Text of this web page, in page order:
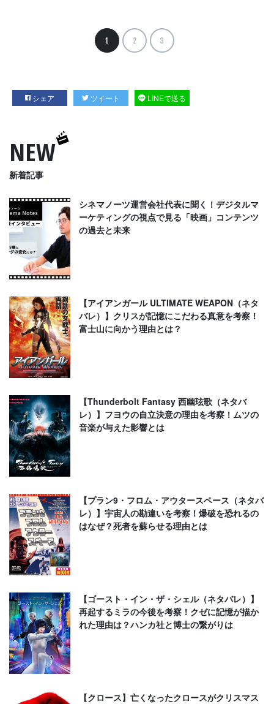
1 2 3
シェア ツイート LINEで送る
NEW
新着記事
シネマノーツ運営会社代表に聞く！デジタルマ
ーケティングの視点で見る「映画」コンテンツ
の過去と未来
【アイアンガール ULTIMATE WEAPON（ネタ
バレ）】クリスが記憶にこだわる真意を考察！
富士山に向かう理由とは？
【Thunderbolt Fantasy 西幽玹歌（ネタバ
レ）】フヨウの自立決意の理由を考察！ムツの
音楽が与えた影響とは
【プラン9・フロム・アウタースペース（ネタバ
レ）】宇宙人の勘違いを考察！爆破を恐れるの
はなぜ？死者を蘇らせる理由とは
【ゴースト・イン・ザ・シェル（ネタバレ）】
再起するミラの今後を考察！クゼに記憶が描か
れた理由は？ハンカ社と博士の繋がりは
【クロース】亡くなったクロースがクリスマス